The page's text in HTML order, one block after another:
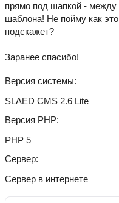
прямо под шапкой -
шаблона! Не пойму как
подскажет?
Заранее спасибо!
Версия системы
SLAED CMS 2.6 Lite
Версия PHP
PHP 5
Сервер
Сервер в интернете